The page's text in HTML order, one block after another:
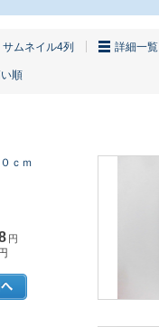
サムネイル4列 詳細一覧
順
ｃｍ
円